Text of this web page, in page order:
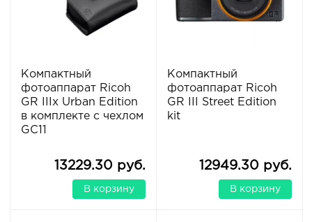
Компактный
фотоаппарат Ricoh
GR IIIx Urban Edition
в комплекте с чехлом
GC11
13229.30 руб.
В корзину
Компактный
фотоаппарат Ricoh
GR III Street Edition
kit
12949.30 руб.
В корзину